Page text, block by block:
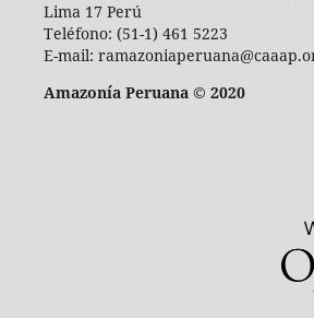
Lima 17 Perú
Teléfono: (51-1) 461 5223
E-mail:
Amazonía Peruana © 2020